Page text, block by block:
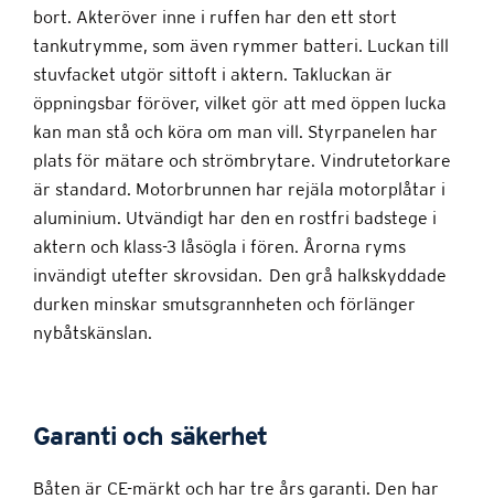
bort. Akteröver inne i ruffen har den ett stort
tankutrymme, som även rymmer batteri. Luckan till
stuvfacket utgör sittoft i aktern. Takluckan är
öppningsbar föröver, vilket gör att med öppen lucka
kan man stå och köra om man vill. Styrpanelen har
plats för mätare och strömbrytare. Vindrutetorkare
är standard. Motorbrunnen har rejäla motorplåtar i
aluminium. Utvändigt har den en rostfri badstege i
aktern och klass-3 låsögla i fören. Årorna ryms
invändigt utefter skrovsidan. Den grå halkskyddade
durken minskar smutsgrannheten och förlänger
nybåtskänslan.
Garanti och säkerhet
Båten är CE-märkt och har tre års garanti. Den har